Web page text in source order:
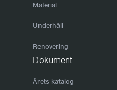
Material
Underhåll
Renovering
Dokument
Årets katalog